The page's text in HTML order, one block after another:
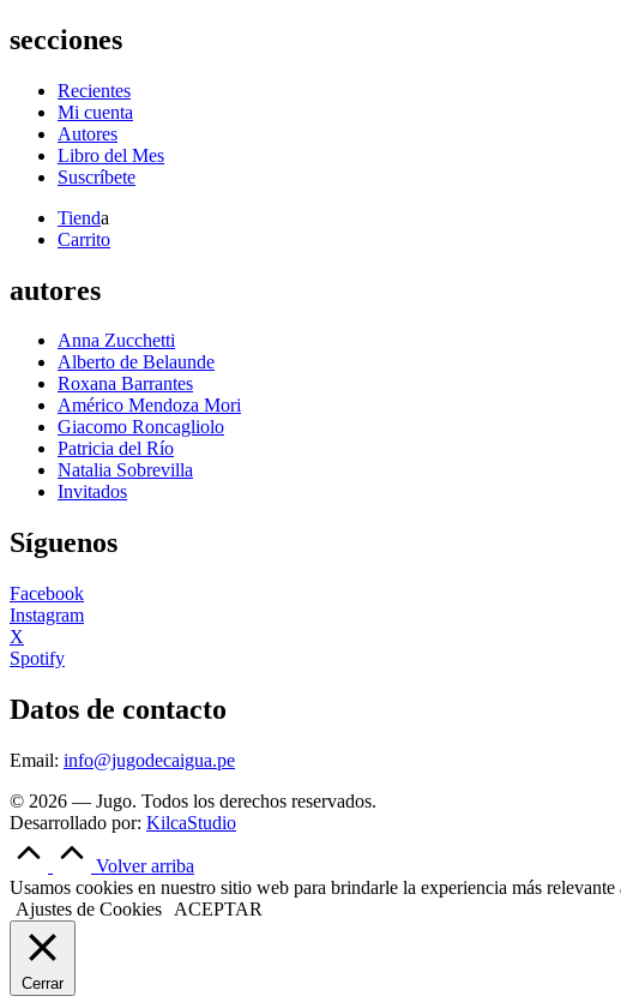
secciones
Recientes
Mi cuenta
Autores
Libro del Mes
Suscríbete
Tienda
Carrito
autores
Anna Zucchetti
Alberto de Belaunde
Roxana Barrantes
Américo Mendoza Mori
Giacomo Roncagliolo
Patricia del Río
Natalia Sobrevilla
Invitados
Síguenos
Facebook
Instagram
X
Spotify
Datos de contacto
Email: info@jugodecaigua.pe
© 2026 — Jugo. Todos los derechos reservados.
Desarrollado por: KilcaStudio
Volver arriba
Usamos cookies en nuestro sitio web para brindarle la experiencia más
Ajustes de Cookies
ACEPTAR
Cerrar